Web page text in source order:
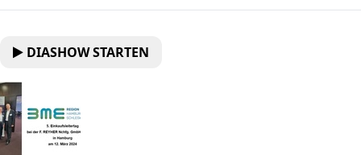
DIASHOW STARTEN